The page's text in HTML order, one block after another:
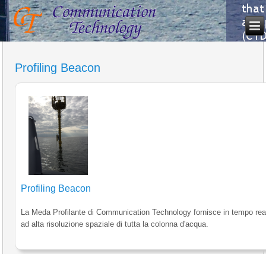
Profiling Beacon
Profiling Beacon
La Meda Profilante di Communication Technology fornisce in tempo
ad alta risoluzione spaziale di tutta la colonna d'acqua.